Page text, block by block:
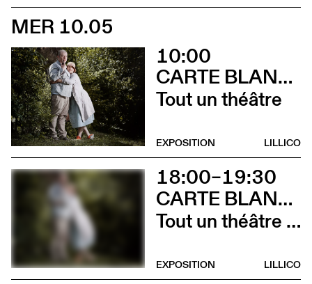
MER 10.05
10:00
CARTE BLANCHE À ALBERTINE & GERMANO ZULLO
Tout un théâtre
LILLICO
EXPOSITION
18:00–19:30
CARTE BLANCHE À ALBERTINE & GERMANO ZULLO
Tout un théâtre (Rencontre avec Albertine et Germano Zullo et soirée films d’animation. Tout public dès 10 ans)
LILLICO
EXPOSITION